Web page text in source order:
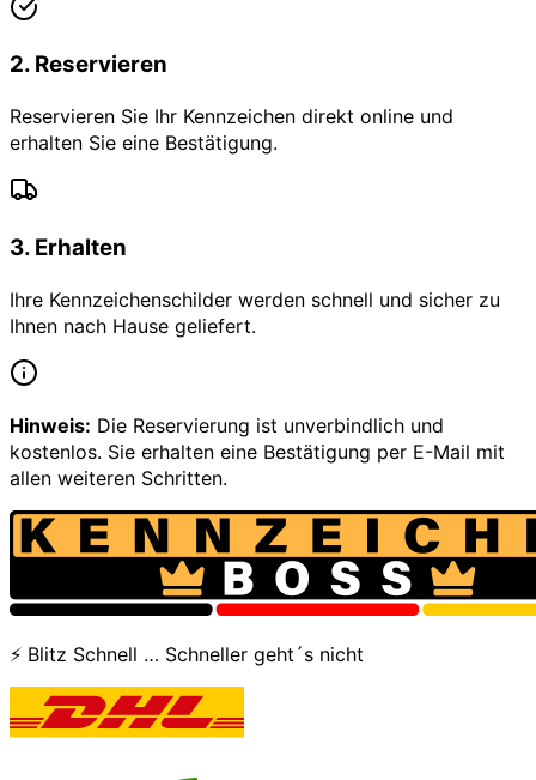
2. Reservieren
Reservieren Sie Ihr Kennzeichen direkt online und
erhalten Sie eine Bestätigung.
3. Erhalten
Ihre Kennzeichenschilder werden schnell und sicher zu
Ihnen nach Hause geliefert.
Hinweis: Die Reservierung ist unverbindlich und
kostenlos. Sie erhalten eine Bestätigung per E-Mail mit
allen weiteren Schritten.
⚡ Blitz Schnell … Schneller geht´s nicht